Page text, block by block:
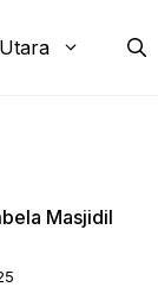
Masjidil